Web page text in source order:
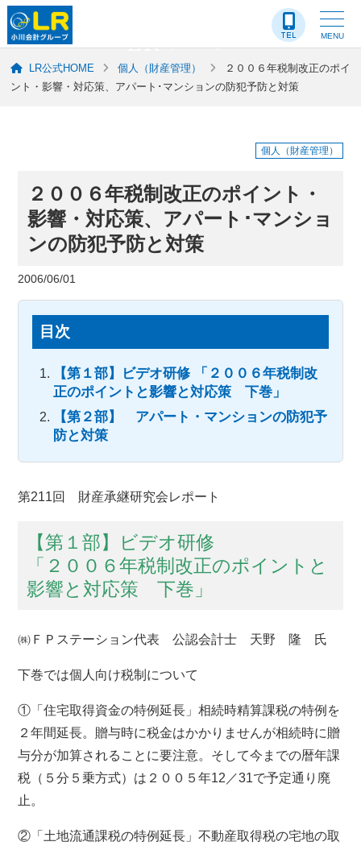
MENU
LR-ブログ
LR公式HOME 個人（財産管理）
２００６年税制改正のポイ
ント・影響・対応策、アパート･マンションの防犯予防と対策
個人（財産管理）
２００６年税制改正のポイント・
影響・対応策、アパート･マンショ
ンの防犯予防と対策
2006/06/01
目次
【第１部】ビデオ研修 「２００６年税制改
正のポイントと影響と対応策 下巻」
【第２部】 アパート・マンションの防犯予
防と対策
第211回 財産承継研究会レポート
【第１部】ビデオ研修
「２００６年税制改正のポイントと
影響と対応策 下巻」
㈱ＦＰステーション代表 公認会計士 天野 隆 氏
下巻では個人向け税制について
①「住宅取得資金の特例延長」相続時精算課税の特例を
２年間延長。贈与時に税金はかかりませんが相続時に贈
与分が加算されることに要注意。そして今までの暦年課
税（５分５乗方式）は２００５年12／31で予定通り廃
止。
②「土地流通課税の特例延長」不動産取得税の宅地の取